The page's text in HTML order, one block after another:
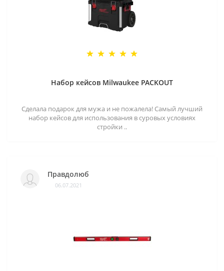
Набор кейсов Milwaukee PACKOUT
Сделала подарок для мужа и не пожалела! Самый лучший
набор кейсов для использования в суровых условиях
стройки ..
Правдолюб
06.07.2021